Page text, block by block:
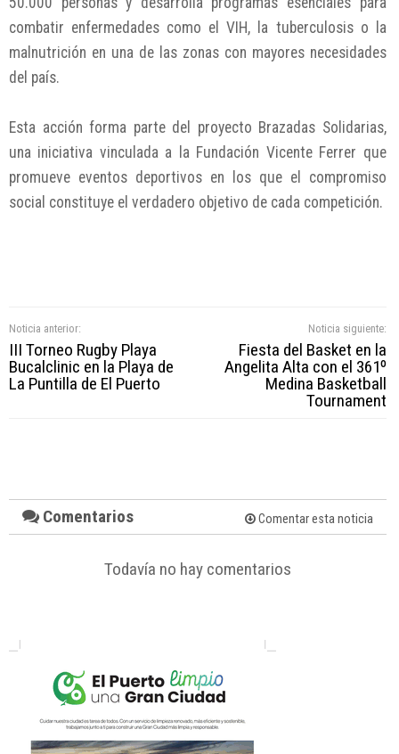
combatir enfermedades como el VIH, la tuberculosis o la
malnutrición en una de las zonas con mayores necesidades
del país.
Esta acción forma parte del proyecto Brazadas Solidarias,
una iniciativa vinculada a la Fundación Vicente Ferrer que
promueve eventos deportivos en los que el compromiso
social constituye el verdadero objetivo de cada competición.
Noticia anterior:
III Torneo Rugby Playa
Bucalclinic en la Playa de
La Puntilla de El Puerto
Noticia siguiente:
Fiesta del Basket en la
Angelita Alta con el 361º
Medina Basketball
Tournament
Comentarios Comentar esta noticia
Todavía no hay comentarios